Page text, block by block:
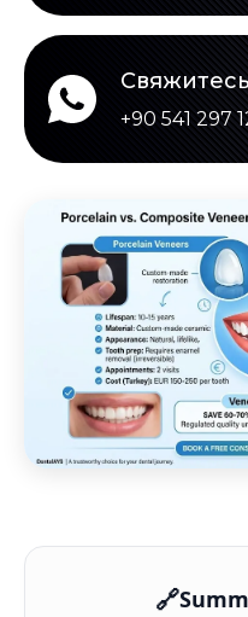
+90 541 297
🔗